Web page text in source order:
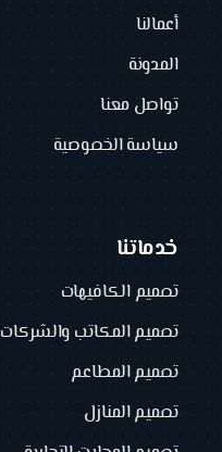
أعمالنا
المدونة
تواصل معنا
سياسة الخصوصية
خدماتنا
تصميم الكافيهات
تصميم المكاتب والشركات
تصميم المطاعم
تصميم المنازل